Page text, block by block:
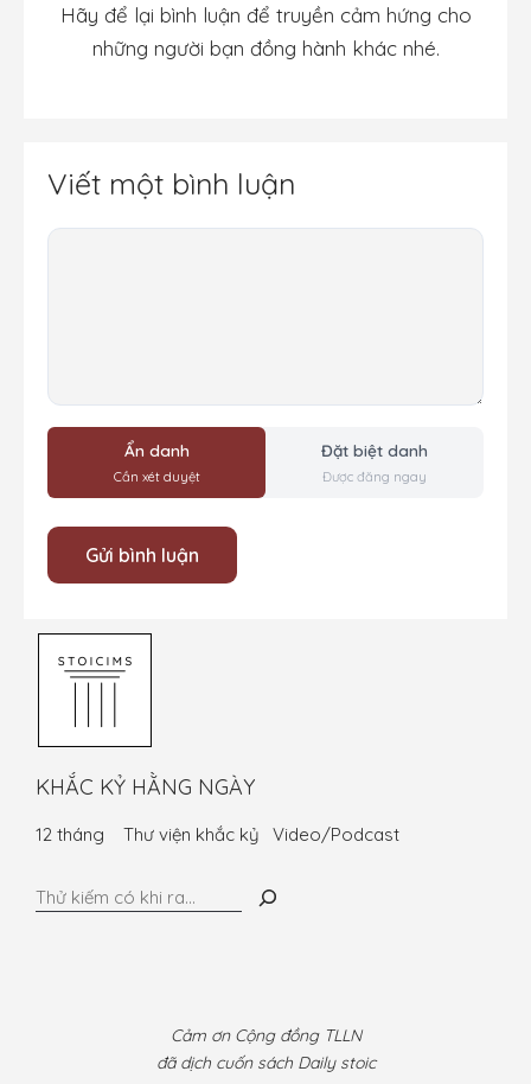
Hãy để lại bình luận để truyền cảm hứng cho
những người bạn đồng hành khác nhé.
Viết một bình luận
Bình
Ẩn danh
Cần xét duyệt
Đặt biệt danh
Được đăng ngay
KHẮC KỶ HẰNG NGÀY
12 tháng Thư viện khắc kỷ Video/Podcast
Tìm
Cảm ơn Cộng đồng TLLN
đã dịch cuốn sách Daily stoic